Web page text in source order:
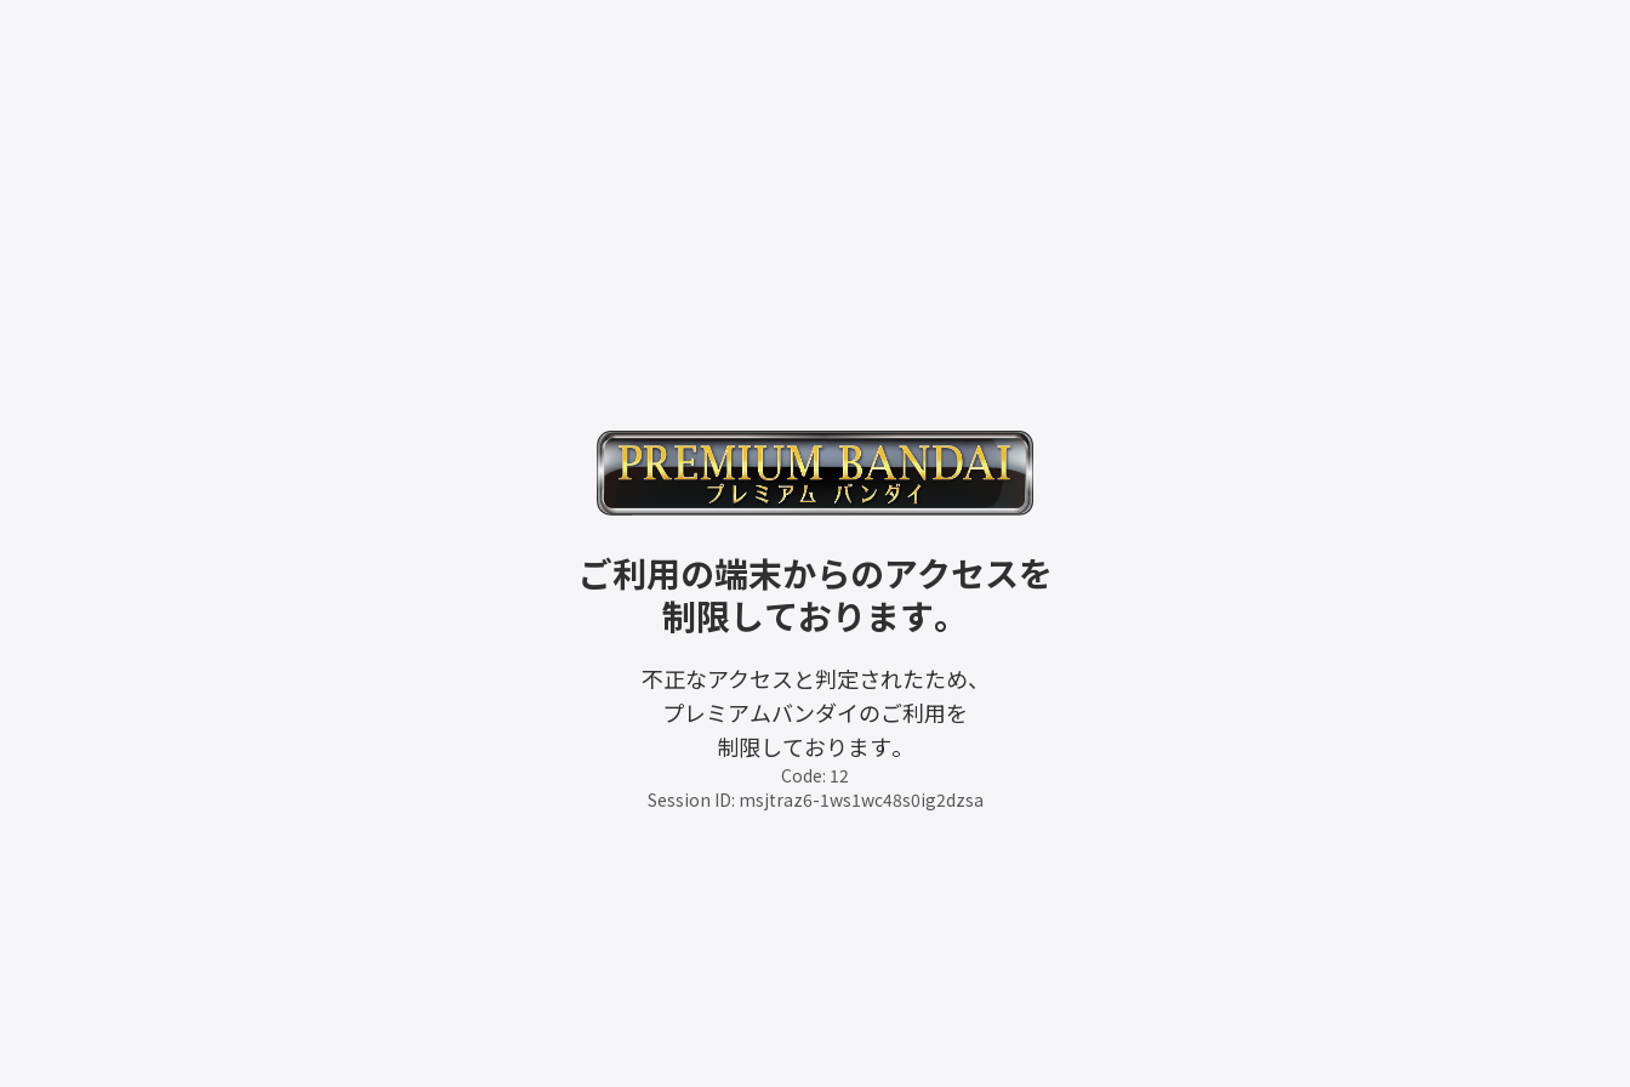
ご利用の端末からのアクセスを
制限しております。
不正なアクセスと判定されたため、
プレミアムバンダイのご利用を
制限しております。
Code: 12
Session ID: msjtraz6-1ws1wc48s0ig2dzsa